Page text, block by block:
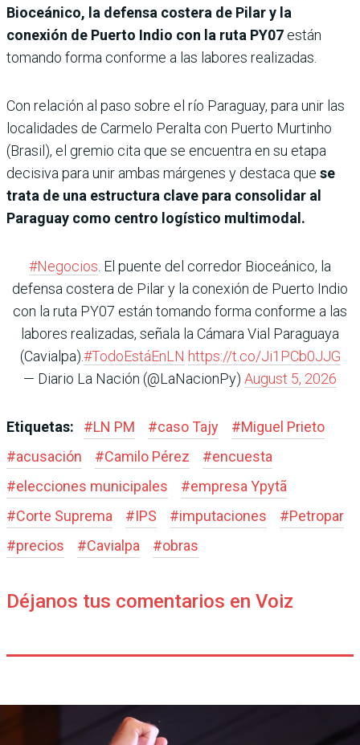
Bioceánico, la defensa costera de Pilar y la
conexión de Puerto Indio con la ruta PY07 están
tomando forma conforme a las labores realizadas.
Con relación al paso sobre el río Paraguay, para unir las
localidades de Carmelo Peralta con Puerto Murtinho
(Brasil), el gremio cita que se encuentra en su etapa
decisiva para unir ambas márgenes y destaca que se
trata de una estructura clave para consolidar al
Paraguay como centro logístico multimodal.
#Negocios . El puente del corredor Bioceánico, la
defensa costera de Pilar y la conexión de Puerto Indio
con la ruta PY07 están tomando forma conforme a las
labores realizadas, señala la Cámara Vial Paraguaya
(Cavialpa).#TodoEstáEnLN https://t.co/Ji1PCb0JJG
— Diario La Nación (@LaNacionPy) August 5, 2026
Etiquetas: #LN PM #caso Tajy #Miguel Prieto
#acusación #Camilo Pérez #encuesta
#elecciones municipales #empresa Ypytã
#Corte Suprema #IPS #imputaciones #Petropar
#precios #Cavialpa #obras
Déjanos tus comentarios en Voiz